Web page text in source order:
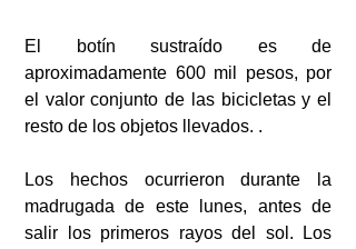
El botín sustraído es de
aproximadamente 600 mil pesos, por
el valor conjunto de las bicicletas y el
resto de los objetos llevados. .
Los hechos ocurrieron durante la
madrugada de este lunes, antes de
salir los primeros rayos del sol. Los